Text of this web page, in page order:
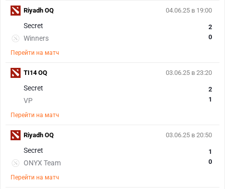
04.06.25 в 19:00
Secret
Winners
2
0
Перейти на матч
Riyadh OQ
03.06.25 в 23:20
Secret
VP
2
1
Перейти на матч
TI14 OQ
03.06.25 в 20:50
Secret
ONYX Team
1
0
Перейти на матч
Riyadh OQ